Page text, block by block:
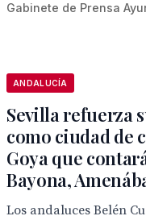
Gabinete de Prensa
ANDALUCÍA
Sevilla refuerza
como ciudad de
Goya que
Bayona,
Los andaluces Belén